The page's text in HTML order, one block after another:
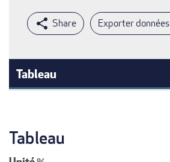
Exporter données
Tableau
Tableau